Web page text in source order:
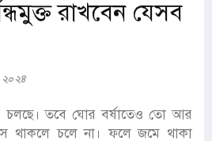
রাখবেন যেসব
চলছে। তবে ঘোর বর্ষাতেও তো আর
থাকলে চলে না। ফলে জমে থাকা